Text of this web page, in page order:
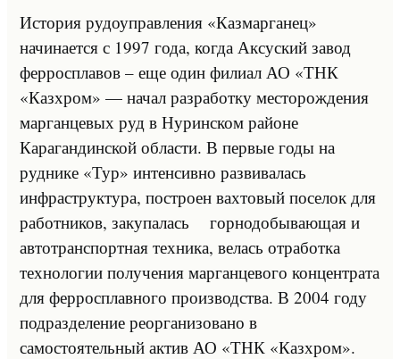
История рудоуправления «Казмарганец»
начинается с 1997 года, когда Аксуский завод
ферросплавов – еще один филиал АО «ТНК
«Казхром» — начал разработку месторождения
марганцевых руд в Нуринском районе
Карагандинской области. В первые годы на
руднике «Тур» интенсивно развивалась
инфраструктура, построен вахтовый поселок для
работников, закупалась горнодобывающая и
автотранспортная техника, велась отработка
технологии получения марганцевого концентрата
для ферросплавного производства. В 2004 году
подразделение реорганизовано в
самостоятельный актив АО «ТНК «Казхром».